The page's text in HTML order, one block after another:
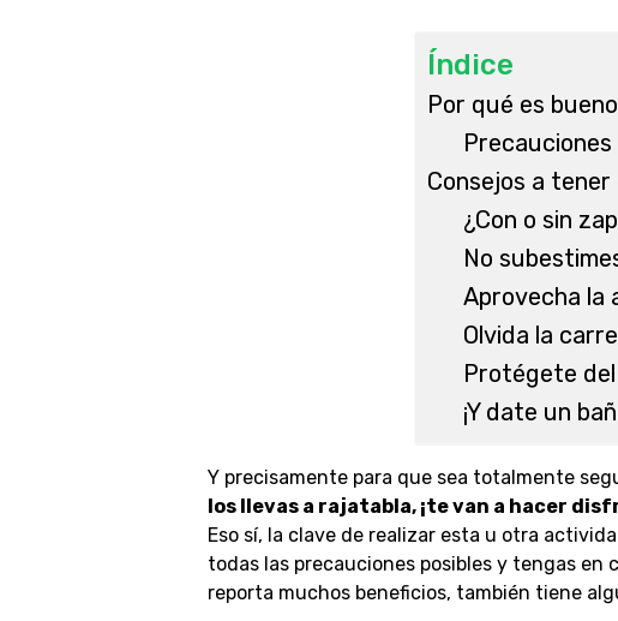
Índice
Por qué es bueno
Precauciones
Consejos a
¿Con o sin
No
Aprovecha la
Olvida la
Protégete del
¡Y date un
Y precisamente para que sea totalmente
los llevas a rajatabla, ¡te van a hacer
Eso sí, la clave de realizar esta u otra
todas las precauciones posibles y tengas
reporta muchos beneficios, también tiene